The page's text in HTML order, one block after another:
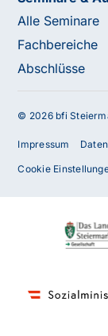
Alle Seminare
Fachbereiche
Abschlüsse
© 2026 bfi
Impressum
Cookie